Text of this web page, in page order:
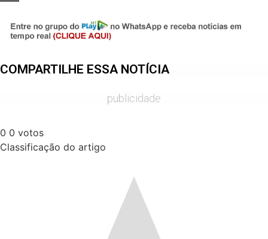
COMPARTILHE ESSA NOTÍCIA
publicidade
0 0 votos
Classificação do artigo